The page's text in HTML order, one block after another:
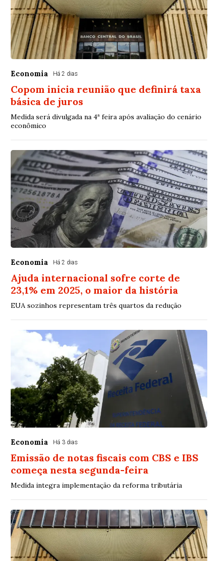
Economia Há 2 dias
Copom inicia reunião que definirá taxa
básica de juros
Medida será divulgada na 4ª feira após avaliação do cenário
econômico
Economia Há 2 dias
Ajuda internacional sofre corte de
23,1% em 2025, o maior da história
EUA sozinhos representam três quartos da redução
Economia Há 3 dias
Emissão de notas fiscais com CBS e IBS
começa nesta segunda-feira
Medida integra implementação da reforma tributária